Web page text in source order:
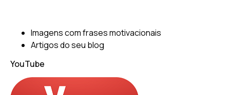
Imagens com frases motivacionais
Artigos do seu blog
YouTube